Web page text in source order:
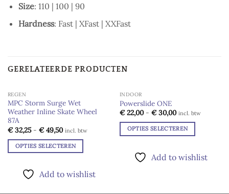
Size: 110 | 100 | 90
Hardness: Fast | XFast | XXFast
GERELATEERDE PRODUCTEN
Add to
REGEN
MPC Storm Surge Wet
Weather Inline Skate Wheel
87A
€32,25 - €49,50Prijsklasse:
€ 32,25
tot
€ 49,50
incl. btw
OPTIES SELECTEREN
product
Add to wishlist
Add to
INDOOR
Powerslide ONE
€22,00 - €30,00Prijsklasse:
tot
€ 30,00
incl. btw
OPTIES SELECTEREN
product
Add to wishlist